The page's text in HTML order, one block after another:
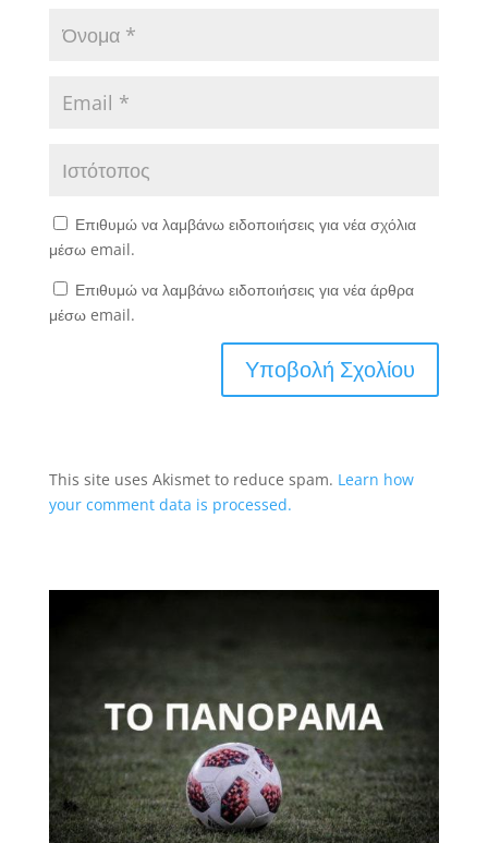
Επιθυμώ να λαμβάνω ειδοποιήσεις για νέα σχόλια
μέσω email.
Επιθυμώ να λαμβάνω ειδοποιήσεις για νέα άρθρα
μέσω email.
This site uses Akismet to reduce spam. Learn how
your comment data is processed.